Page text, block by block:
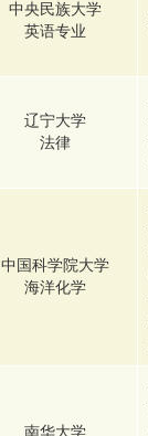
中央民族大学
英语专业
辽宁大学
法律
中国科学院大学
海洋化学
南华大学